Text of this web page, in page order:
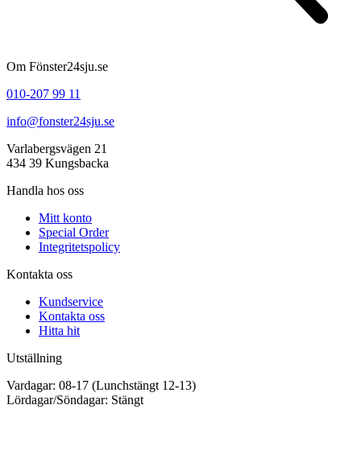
Om Fönster24sju.se
010-207 99 11
info@fonster24sju.se
Varlabergsvägen 21
434 39 Kungsbacka
Handla hos oss
Mitt konto
Special Order
Integritetspolicy
Kontakta oss
Kundservice
Kontakta oss
Hitta hit
Utställning
Vardagar: 08-17 (Lunchstängt 12-13)
Lördagar/Söndagar: Stängt